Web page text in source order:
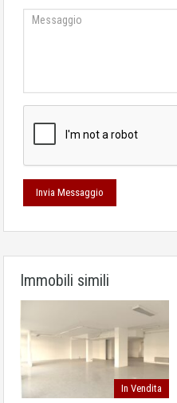
Immobili simili
In Vendita